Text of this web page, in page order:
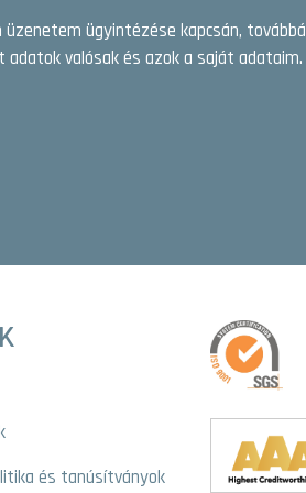
ügyintézése kapcsán, továbbá
valósak és azok a saját adataim.
és tanúsítványok